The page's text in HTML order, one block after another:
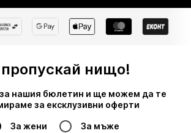
нищо!
нашия бюлетин и ще можем да те
за ексклузивни оферти
За жени За мъже